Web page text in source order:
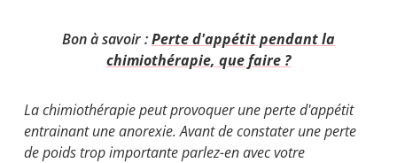
Bon à savoir :Perte d'appétit pendant la
chimiothérapie, que faire ?
La chimiothérapie peut provoquer une perte d'appétit
entrainant une anorexie. Avant de constater une perte
de poids trop importante parlez-en avec votre